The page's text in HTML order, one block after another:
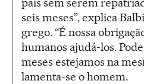
seis meses”, explica
grego. “É nossa
humanos ajudá-los.
meses estejamos na
lamenta-se o homem.